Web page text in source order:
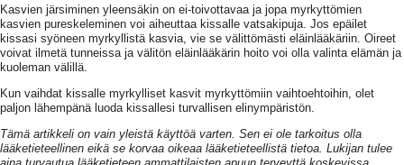
Kasvien järsiminen yleensäkin on ei-toivottavaa ja jopa myrkyttömien
kasvien pureskeleminen voi aiheuttaa kissalle vatsakipuja. Jos epäilet
kissasi syöneen myrkyllistä kasvia, vie se välittömästi eläinlääkäriin. Oireet
voivat ilmetä tunneissa ja välitön eläinlääkärin hoito voi olla valinta elämän ja
kuoleman välillä.
Kun vaihdat kissalle myrkylliset kasvit myrkyttömiin vaihtoehtoihin, olet
paljon lähempänä luoda kissallesi turvallisen elinympäristön.
Tämä artikkeli on vain yleistä käyttöä varten. Sen ei ole tarkoitus olla
lääketieteellinen eikä se korvaa oikeaa lääketieteellistä tietoa. Lukijan tulee